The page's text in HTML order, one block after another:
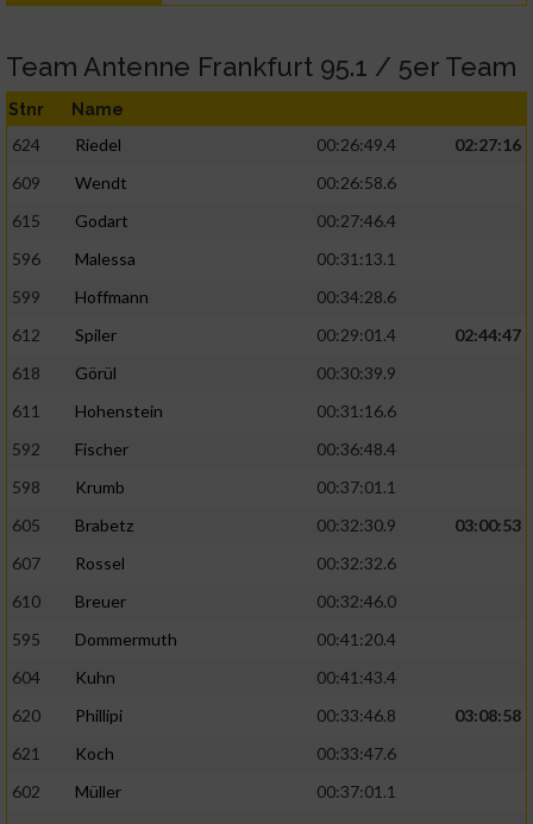
Team Antenne Frankfurt 95.1 / 5er Team
Stnr Name
624 Riedel 00:26:49.4
02:27:16
609
Wendt
00:26:58.6
615
Godart
00:27:46.4
596
Malessa
00:31:13.1
599
Hoffmann
00:34:28.6
612
Spiler 00:29:01.4
02:44:47
618
Görül
00:30:39.9
611
Hohenstein
00:31:16.6
592
Fischer
00:36:48.4
598
Krumb
00:37:01.1
605
Brabetz 00:32:30.9
03:00:53
607
Rossel
00:32:32.6
610
Breuer
00:32:46.0
595
Dommermuth
00:41:20.4
604
Kuhn
00:41:43.4
620
Phillipi 00:33:46.8
03:08:58
621
Koch
00:33:47.6
602
Müller
00:37:01.1